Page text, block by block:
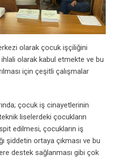
olarak çocuk işçiliğini
ihlali olarak kabul etmekte ve bu
için çeşitli çalışmalar
çocuk iş cinayetlerinin
liselerdeki çocukların
edilmesi, çocukların iş
şiddetin ortaya çıkması ve bu
destek sağlanması gibi çok